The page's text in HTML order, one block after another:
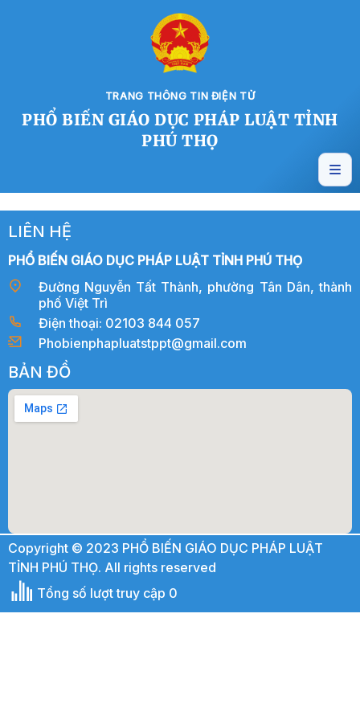
TRANG THÔNG TIN ĐIỆN TỬ
PHỔ BIẾN GIÁO DỤC PHÁP LUẬT TỈNH
PHÚ THỌ
LIÊN HỆ
PHỔ BIẾN GIÁO DỤC PHÁP LUẬT TỈNH PHÚ THỌ
Đường Nguyễn Tất Thành, phường Tân Dân, thành
phố Việt Trì
Điện thoại: 02103 844 057
Phobienphapluatstppt@gmail.com
BẢN ĐỒ
Copyright © 2023 PHỔ BIẾN GIÁO DỤC PHÁP LUẬT
TỈNH PHÚ THỌ. All rights reserved
Tổng số lượt truy cập 0